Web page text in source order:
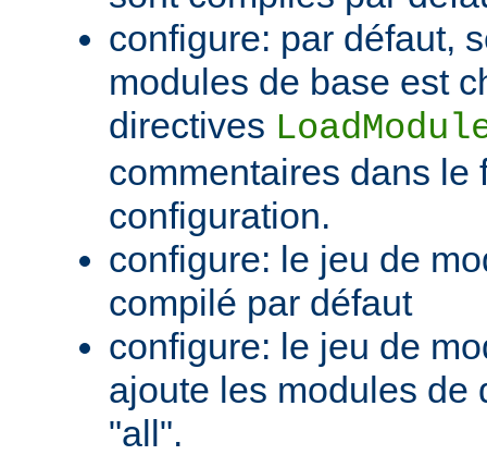
configure: par défaut,
modules de base est
directives
commentaires dans le
configuration.
configure: le jeu de
compilé par défaut
configure: le jeu de
ajoute les modules de
"all".